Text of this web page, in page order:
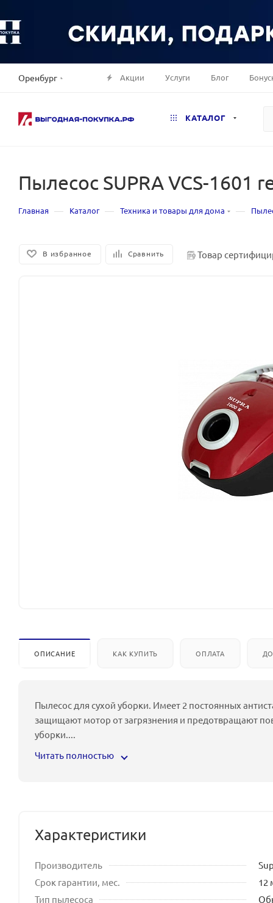
Оренбург Акции Услуги Блог
КАТАЛОГ
Пылесос SUPRA VCS-1601
Главная — Каталог — Техника и товары для дома —
В избранное Сравнить Товар
ОПИСАНИЕ КАК КУПИТЬ ОПЛАТА
Пылесос для сухой уборки. Имеет 2 постоянных
защищают мотор от загрязнения и предотвращают
уборки....
Читать полностью
Характеристики
Производитель
Срок гарантии, мес.
12
Тип пылесоса